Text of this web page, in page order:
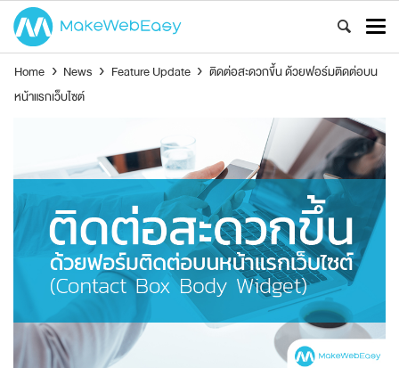
Home › News › Feature Update › ติดต่อสะดวกขึ้น ด้วยฟอร์มติดต่อบน
หน้าแรกเว็บไซต์